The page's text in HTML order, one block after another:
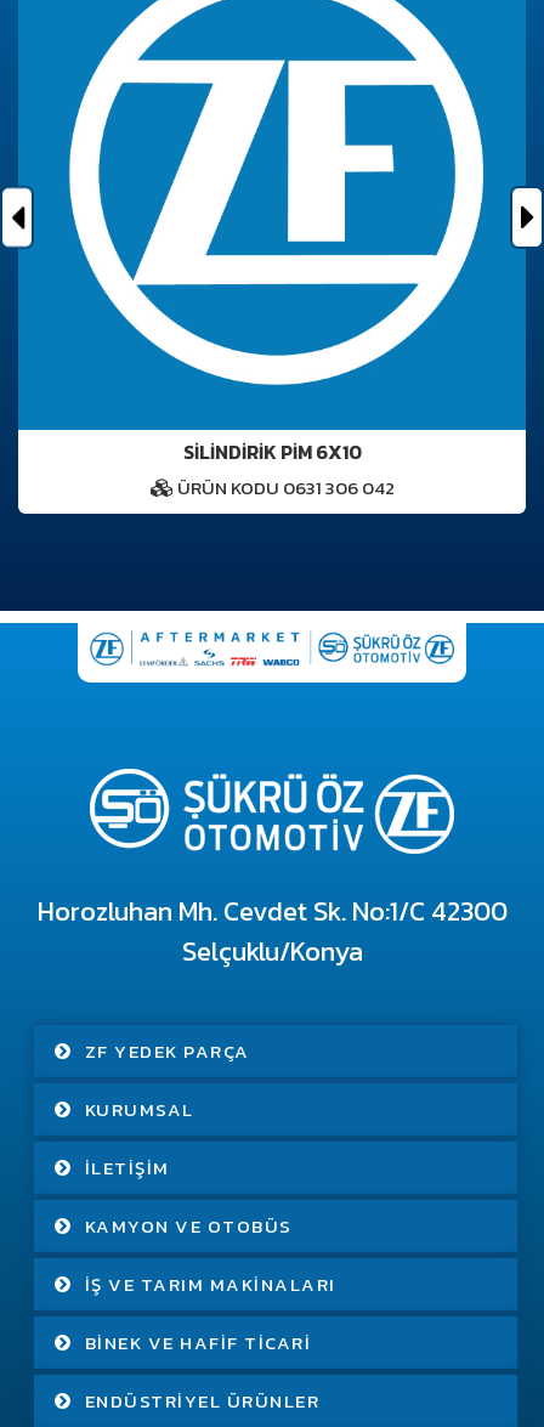
SİLİNDİRİK PİM 6X10
ÜRÜN KODU 0631 306 042
Horozluhan Mh. Cevdet Sk. No:1/C 42300
Selçuklu/Konya
ZF YEDEK PARÇA
KURUMSAL
İLETIŞIM
KAMYON VE OTOBÜS
İŞ VE TARIM MAKINALARI
BINEK VE HAFIF TICARI
ENDÜSTRIYEL ÜRÜNLER